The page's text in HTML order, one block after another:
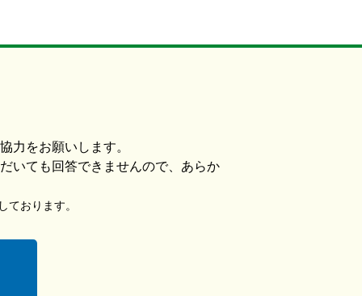
力をお願いします。
いても回答できませんので、あらか
おります。